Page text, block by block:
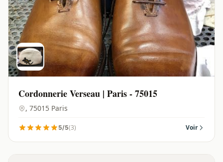
Cordonnerie Verseau | Paris - 75015
, 75015 Paris
5/5(3) Voir